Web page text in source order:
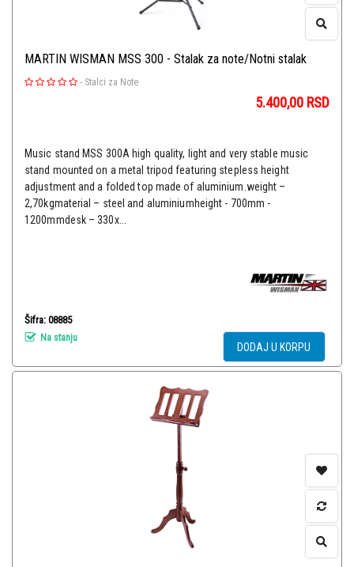
MARTIN WISMAN MSS 300 - Stalak za note/Notni stalak
- Stalci za Note
5.400,00 RSD
Music stand MSS 300A high quality, light and very stable music
stand mounted on a metal tripod featuring stepless height
adjustment and a folded top made of aluminium.weight –
2,70kgmaterial – steel and aluminiumheight - 700mm -
1200mmdesk – 330x...
Šifra: 08885
Na stanju
DODAJ U KORPU